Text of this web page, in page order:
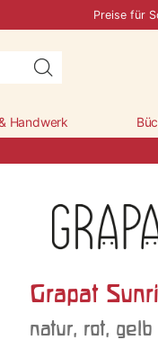
Preise für
Handwerk
Grapat
natur, rot, gelb